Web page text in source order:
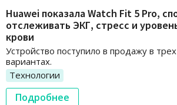
Huawei показала Watch Fit 5 Pro,
отслеживать ЭКГ, стресс и
крови
Устройство поступило в продажу в
вариантах.
Технологии
Подробнее